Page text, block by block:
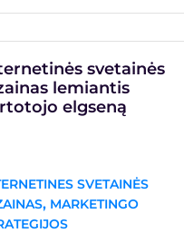
svetainės
lemiantis
elgseną
SVETAINĖS
, MARKETINGO